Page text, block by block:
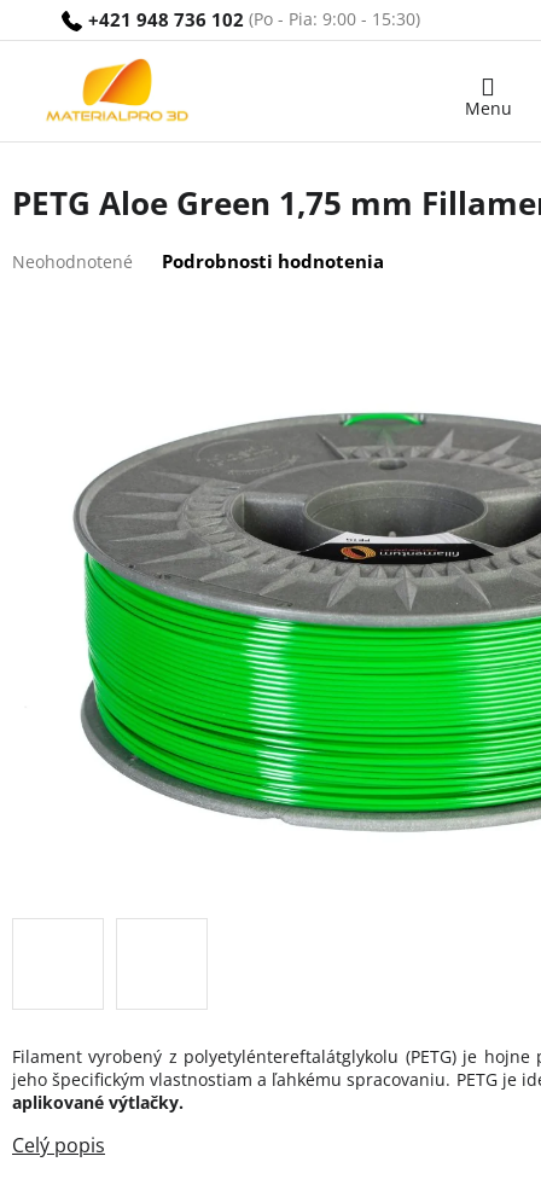
+421 948 736 102
Nákupný
PETG Aloe Green 1,75 mm
hodnotenie
Neohodnotené Podrobnosti hodnotenia
Filament vyrobený z polyetyléntereftalátglykolu (PETG) je
jeho špecifickým vlastnostiam a ľahkému spracovaniu. PETG je
aplikované výtlačky.